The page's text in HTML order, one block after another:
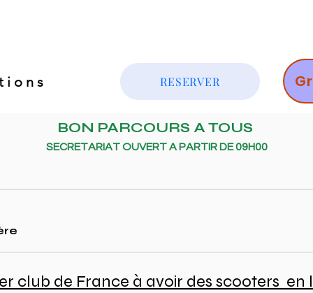
RESERVER
BON PARCOURS A TOUS
SECRETARIAT OUVERT A PARTIR DE 09H00
club de France à avoir des scooters